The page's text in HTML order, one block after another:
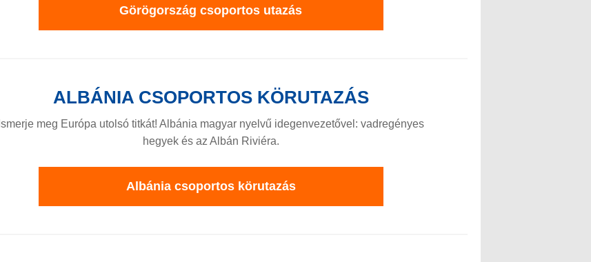
Görögország csoportos utazás
ALBÁNIA CSOPORTOS KÖRUTAZÁS
Ismerje meg Európa utolsó titkát! Albánia magyar nyelvű idegenvezetővel: vadregényes
hegyek és az Albán Riviéra.
Albánia csoportos körutazás